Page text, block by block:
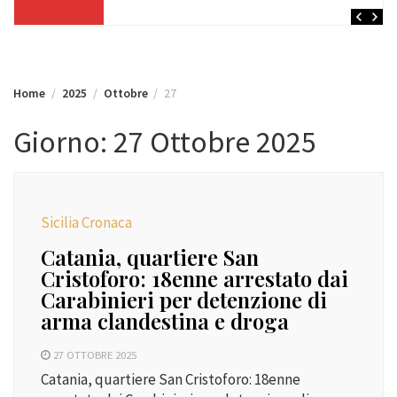
Home 2025 Ottobre 27
Giorno: 27 Ottobre 2025
Sicilia Cronaca
Catania, quartiere San
Cristoforo: 18enne arrestato dai
Carabinieri per detenzione di
arma clandestina e droga
27 OTTOBRE 2025
Catania, quartiere San Cristoforo: 18enne